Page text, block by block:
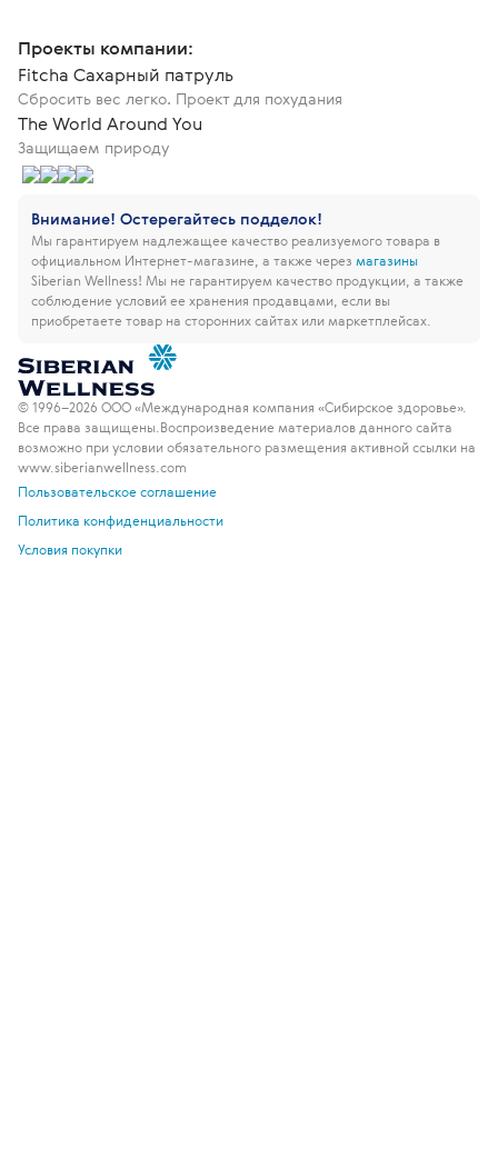
Проекты компании:
Fitcha Сахарный патруль
Сбросить вес легко. Проект для похудания
The World Around You
Защищаем природу
Внимание! Остерегайтесь подделок!
Мы гарантируем надлежащее качество реализуемого товара в
официальном Интернет-магазине, а также через магазины
Siberian Wellness! Мы не гарантируем качество продукции, а также
соблюдение условий ее хранения продавцами, если вы
приобретаете товар на сторонних сайтах или маркетплейсах.
© 1996–2026 ООО «Международная компания «Сибирское здоровье».
Все права защищены. Воспроизведение материалов данного сайта
возможно при условии обязательного размещения активной ссылки на
www.siberianwellness.com
Пользовательское соглашение
Политика конфиденциальности
Условия покупки